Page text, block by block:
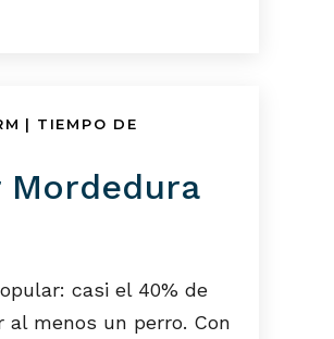
| TIEMPO DE
Mordedura
casi el 40% de
menos un perro. Con